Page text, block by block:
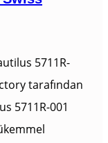
5711R-
tarafından
5711R-001